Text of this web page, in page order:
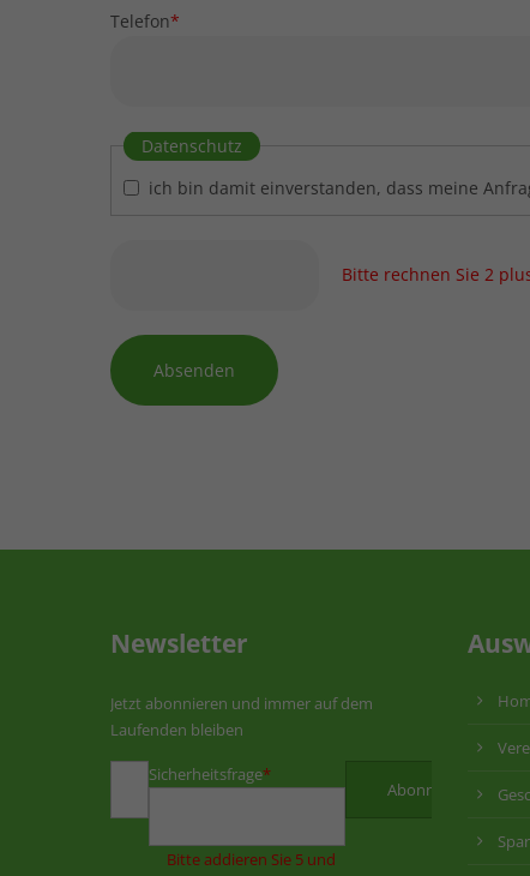
Telefon*
Datenschutz
ich bin damit einverstanden, dass meine
Bitte rechnen Sie 2
Absenden
Newsletter
Jetzt abonnieren und immer auf dem
Laufenden bleiben
Sicherheitsfrage*
Bitte addieren Sie 5 und